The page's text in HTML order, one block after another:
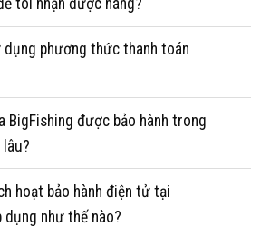
Thi đấu, hồ dịch vụ, hồ tự nhiên
Đầu cần thiết kế chắc chắn, dây
Công nghệ mạ điện họa tiết 3D đa
sắc.
tôi nhận được hàng?
phương thức thanh toán
BigFishing được bảo hành trong
hoạt bảo hành điện tử tại
dụng như thế nào?